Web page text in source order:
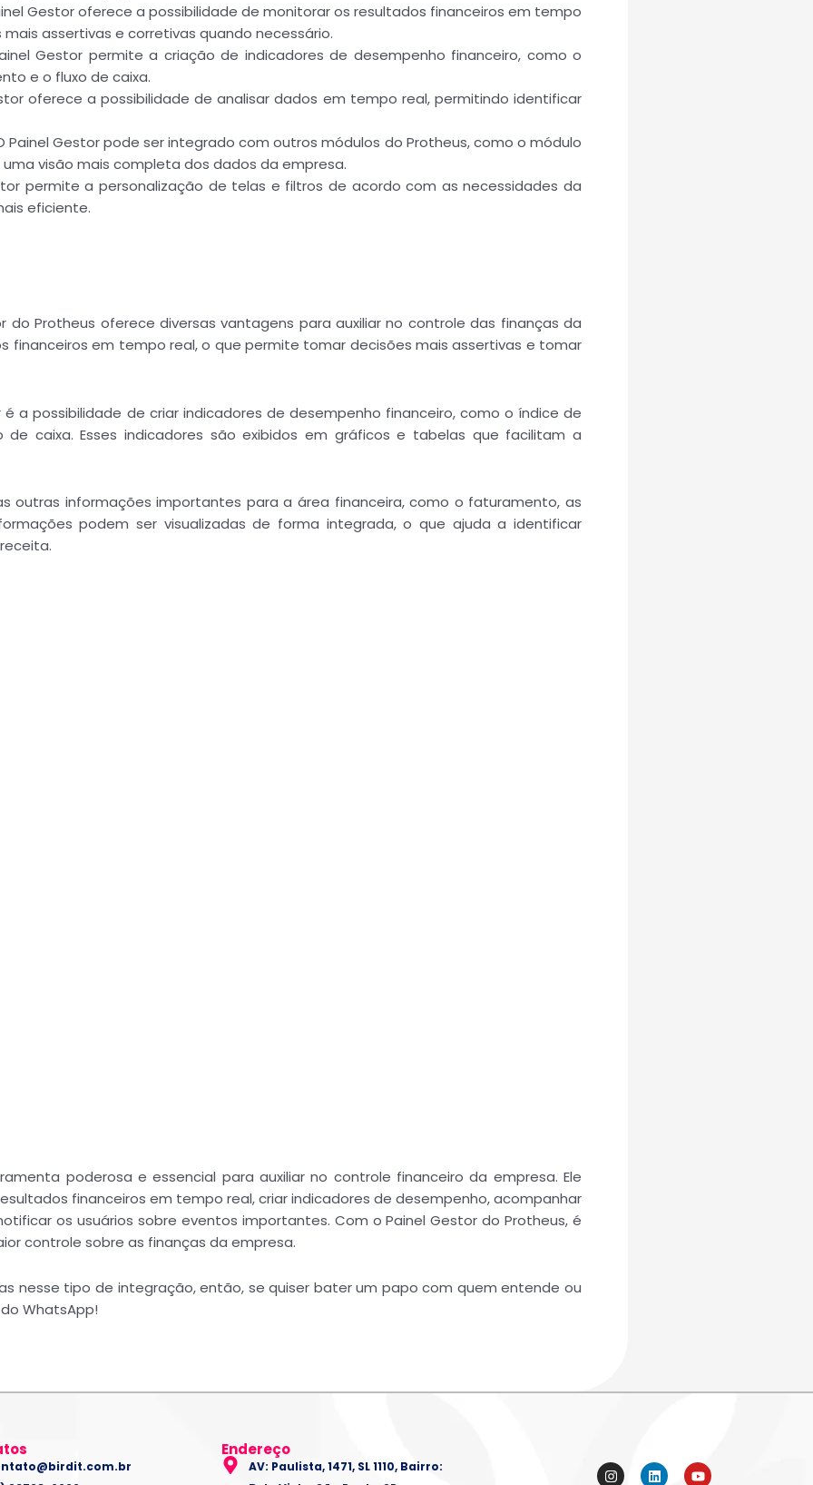
Gestor oferece a possibilidade de monitorar os resultados financeiros em tempo
assertivas e corretivas quando necessário.
Gestor permite a criação de indicadores de desempenho financeiro, como o
e o fluxo de caixa.
oferece a possibilidade de analisar dados em tempo real, permitindo identificar
Gestor pode ser integrado com outros módulos do Protheus, como o módulo
visão mais completa dos dados da empresa.
permite a personalização de telas e filtros de acordo com as necessidades da
eficiente.
do Protheus oferece diversas vantagens para auxiliar no controle das finanças da
financeiros em tempo real, o que permite tomar decisões mais assertivas e tomar
a possibilidade de criar indicadores de desempenho financeiro, como o índice de
caixa. Esses indicadores são exibidos em gráficos e tabelas que facilitam a
outras informações importantes para a área financeira, como o faturamento, as
podem ser visualizadas de forma integrada, o que ajuda a identificar
poderosa e essencial para auxiliar no controle financeiro da empresa. Ele
financeiros em tempo real, criar indicadores de desempenho, acompanhar
os usuários sobre eventos importantes. Com o Painel Gestor do Protheus, é
controle sobre as finanças da empresa.
nesse tipo de integração, então, se quiser bater um papo com quem entende ou
WhatsApp!
Endereço
AV: Paulista, 1471, SL 1110, Bairro:
I L Y